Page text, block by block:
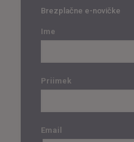
Brezplačne e-novičke
Ime
Priimek
Email